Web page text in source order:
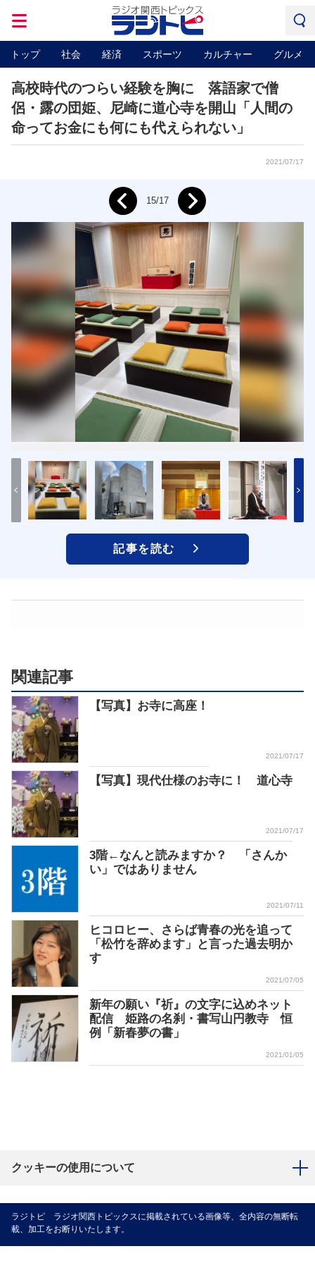
トップ 社会 経済 スポーツ カルチャー グルメ
高校時代のつらい経験を胸に 落語家で僧
侶・露の団姫、尼崎に道心寺を開山「人間の
命ってお金にも何にも代えられない」
2021/07/17
Prev 15/17 Next
記事を読む
関連記事
【写真】お寺に高座！
2021/07/17
【写真】現代仕様のお寺に！ 道心寺
2021/07/17
3階←なんと読みますか？ 「さんか
い」ではありません
2021/07/11
ヒコロヒー、さらば青春の光を追って
「松竹を辞めます」と言った過去明か
す
2021/07/05
新年の願い『祈』の文字に込めネット
配信 姫路の名刹・書写山円教寺 恒
例「新春夢の書」
2021/01/05
クッキーの使用について
ラジトピ ラジオ関西トピックスに掲載されている画像等、全内容の無断転
載、加工をお断りいたします。